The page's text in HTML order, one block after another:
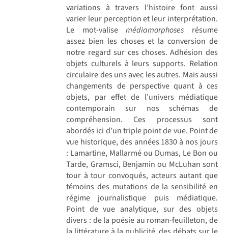
variations à travers l’histoire font aussi
varier leur perception et leur interprétation.
Le mot-valisemédiamorphoses résume
assez bien les choses et la conversion de
notre regard sur ces choses. Adhésion des
objets culturels à leurs supports. Relation
circulaire des uns avec les autres. Mais aussi
changements de perspective quant à ces
objets, par effet de l’univers médiatique
contemporain sur nos schémas de
compréhension. Ces processus sont
abordés ici d’un triple point de vue. Point de
vue historique, des années 1830 à nos jours
: Lamartine, Mallarmé ou Dumas, Le Bon ou
Tarde, Gramsci, Benjamin ou McLuhan sont
tour à tour convoqués, acteurs autant que
témoins des mutations de la sensibilité en
régime journalistique puis médiatique.
Point de vue analytique, sur des objets
divers : de la poésie au roman-feuilleton, de